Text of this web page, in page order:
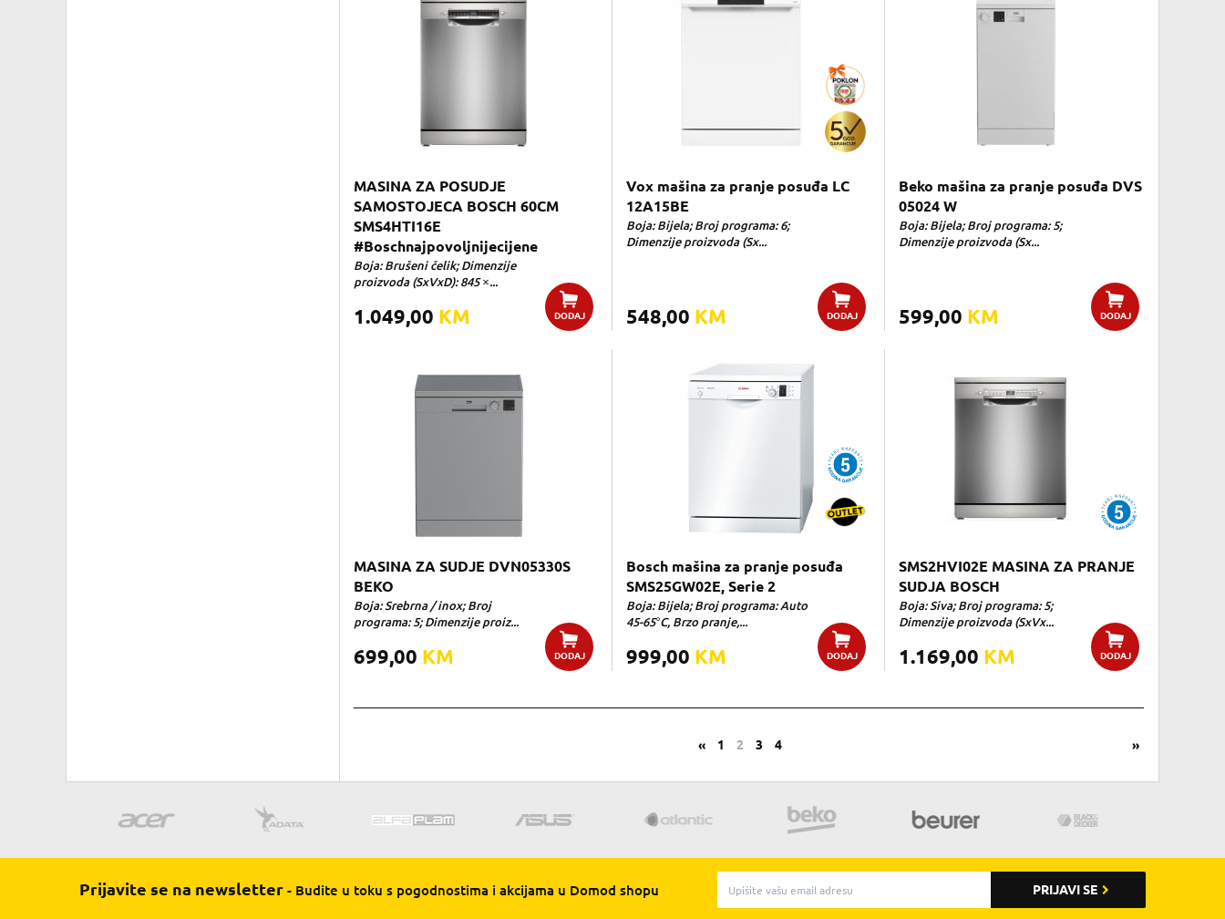
MASINA ZA POSUDJE
SAMOSTOJECA BOSCH 60CM
SMS4HTI16E
#Boschnajpovoljnijecijene
Boja: Brušeni čelik; Dimenzije
proizvoda (SxVxD): 845 ×...
1.049,00 KM DODAJ
Vox mašina za pranje posuđa LC
12A15BE
Boja: Bijela; Broj programa: 6;
Dimenzije proizvoda (Sx...
548,00 KM DODAJ
Beko mašina za pranje posuđa DVS
05024 W
Boja: Bijela; Broj programa: 5;
Dimenzije proizvoda (Sx...
599,00 KM DODAJ
MASINA ZA SUDJE DVN05330S
BEKO
Boja: Srebrna / inox; Broj
programa: 5; Dimenzije proiz...
699,00 KM DODAJ
Bosch mašina za pranje posuđa
SMS25GW02E, Serie 2
Boja: Bijela; Broj programa: Auto
45-65°C, Brzo pranje,...
999,00 KM DODAJ
SMS2HVI02E MASINA ZA PRANJE
SUDJA BOSCH
Boja: Siva; Broj programa: 5;
Dimenzije proizvoda (SxVx...
1.169,00 KM DODAJ
« 1 2 3 4 »
Prijavite se na newsletter - Budite u toku s pogodnostima i akcijama u Domod shopu PRIJAVI SE